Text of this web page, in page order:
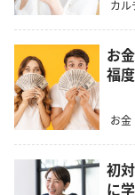
カル
お
福
お金
初
に